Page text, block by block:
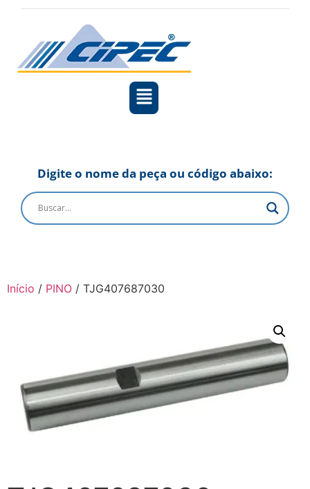
Digite o nome da peça ou código abaixo:
Início / PINO / TJG407687030